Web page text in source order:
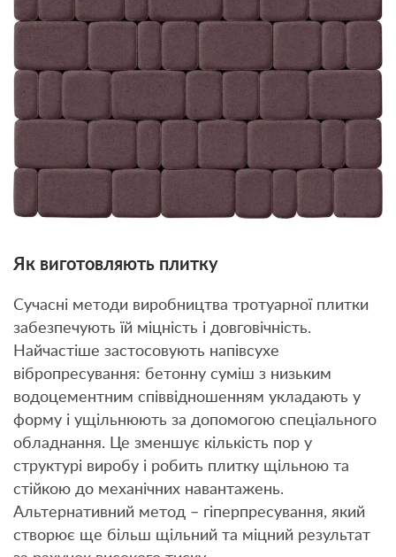
Як виготовляють плитку
Сучасні методи виробництва тротуарної плитки
забезпечують їй міцність і довговічність.
Найчастіше застосовують напівсухе
вібропресування: бетонну суміш з низьким
водоцементним співвідношенням укладають у
форму і ущільнюють за допомогою спеціального
обладнання. Це зменшує кількість пор у
структурі виробу і робить плитку щільною та
стійкою до механічних навантажень.
Альтернативний метод – гіперпресування, який
створює ще більш щільний та міцний результат